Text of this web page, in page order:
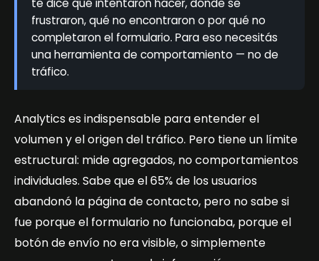
te dice qué intentaron hacer, dónde se
frustraron, qué no encontraron o por qué no
completaron el formulario. Para eso necesitás
una herramienta de comportamiento — no de
tráfico.
Analytics es indispensable para entender el
volumen y el origen del tráfico. Pero tiene un límite
estructural: mide agregados, no comportamientos
individuales. Sabe que el 65% de los usuarios
abandonó la página de contacto, pero no sabe si
fue porque el formulario no funcionaba, porque el
botón de envío no era visible, o simplemente